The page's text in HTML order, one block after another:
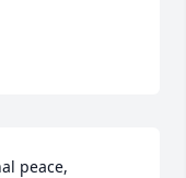
peace,